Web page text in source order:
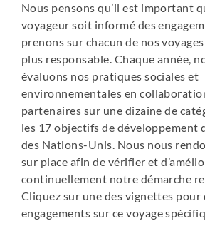
Nous pensons qu’il est important
voyageur soit informé des
prenons sur chacun de nos
plus responsable. Chaque année,
évaluons nos pratiques sociales et
environnementales en
partenaires sur une dizaine de
les 17 objectifs de développement
des Nations-Unis. Nous nous
sur place afin de vérifier et
continuellement notre démarche
Cliquez sur une des vignettes
engagements sur ce voyage